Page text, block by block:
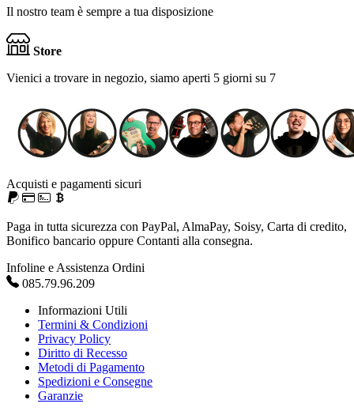
Il nostro team è sempre a tua disposizione
Store
Vienici a trovare in negozio, siamo aperti 5 giorni su 7
Acquisti e pagamenti sicuri
Paga in tutta sicurezza con PayPal, AlmaPay, Soisy, Carta di credito,
Bonifico bancario oppure Contanti alla consegna.
Infoline e Assistenza Ordini
085.79.96.209
Informazioni Utili
Termini & Condizioni
Privacy Policy
Diritto di Recesso
Metodi di Pagamento
Spedizioni e Consegne
Garanzie